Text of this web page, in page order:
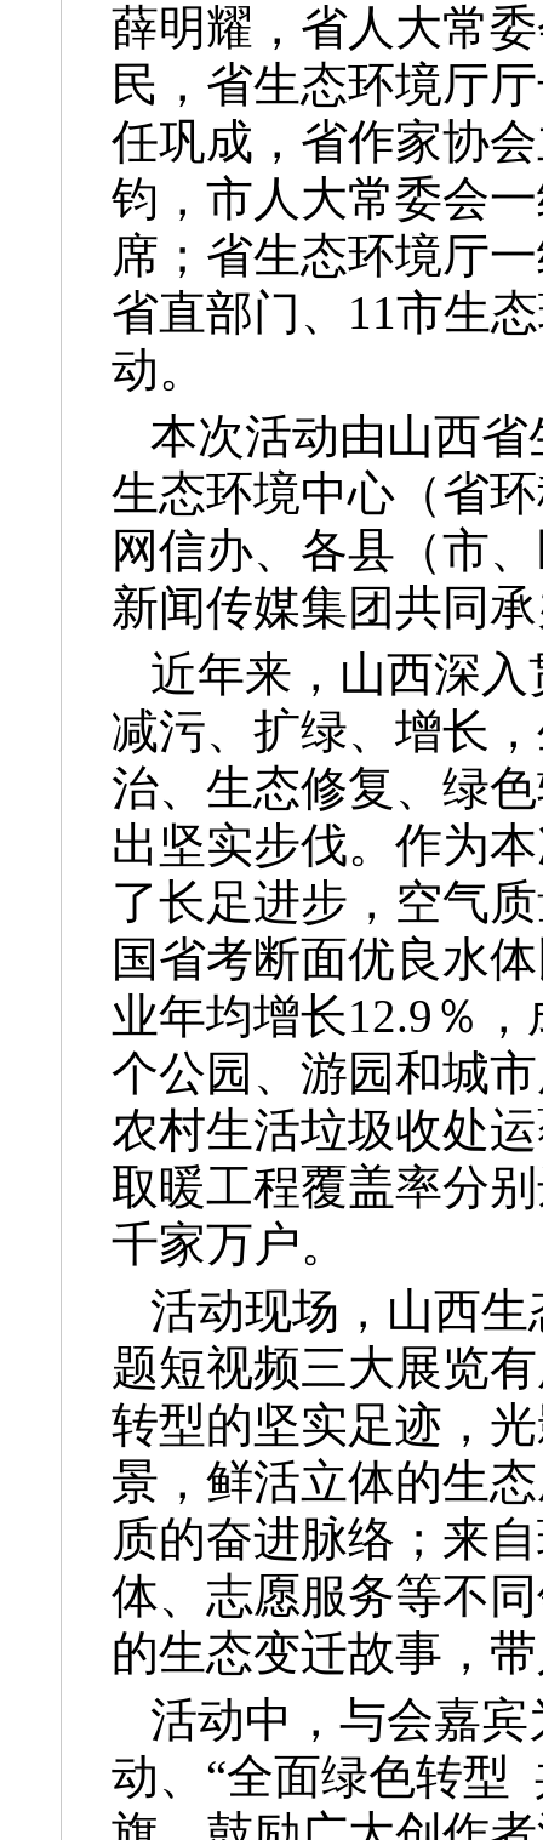
薛明耀，省人大常
民，省生态环境厅
任巩成，省作家协
钧，市人大常委会
席；省生态环境厅
省直部门、11市生
动。
本次活动由山西
生态环境中心（省
网信办、各县（市
新闻传媒集团共同
近年来，山西深
减污、扩绿、增长
治、生态修复、绿
出坚实步伐。作为
了长足进步，空气
国省考断面优良水
业年均增长12.9％
个公园、游园和城
农村生活垃圾收处
取暖工程覆盖率分
千家万户。
活动现场，山西
题短视频三大展览
转型的坚实足迹，
景，鲜活立体的生
质的奋进脉络；来
体、志愿服务等不
的生态变迁故事，
活动中，与会嘉
动、“全面绿色转